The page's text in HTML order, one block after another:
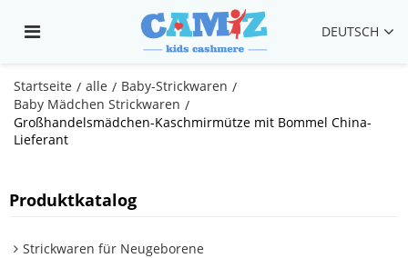
DEUTSCH
Startseite / alle / Baby-Strickwaren /
Baby Mädchen Strickwaren /
Großhandelsmädchen-Kaschmirmütze mit Bommel China-
Lieferant
Produktkatalog
Strickwaren für Neugeborene